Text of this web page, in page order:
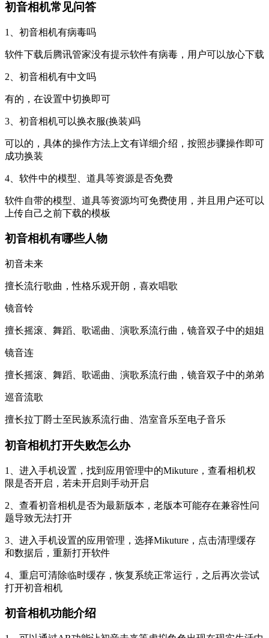
初音相机常见问答
1、初音相机有病毒吗
软件下载后腾讯管家没有提示软件有病毒，用户可以放心下载
2、初音相机有中文吗
有的，在设置中切换即可
3、初音相机可以换衣服(换装)吗
可以的，具体的操作方法上文有详细介绍，按照步骤操作即可
成功换装
4、软件中的模型、道具等资源是否免费
软件自带的模型、道具等资源均可免费使用，并且用户还可以
上传自己之前下载的模板
初音相机有哪些人物
初音未来
擅长流行歌曲，性格乐观开朗，喜欢唱歌
镜音铃
擅长摇滚、舞蹈、歌谣曲、演歌系流行曲，镜音双子中的姐姐
镜音连
擅长摇滚、舞蹈、歌谣曲、演歌系流行曲，镜音双子中的弟弟
巡音流歌
擅长拉丁爵士至民族系流行曲、浩室音乐至电子音乐
初音相机打开失败怎么办
1、进入手机设置，找到应用管理中的Mikuture，查看相机权
限是否开启，若未开启则手动开启
2、查看初音相机是否为最新版本，老版本可能存在兼容性问
题导致无法打开
3、进入手机设置的应用管理，选择Mikuture，点击清理缓存
和数据后，重新打开软件
4、重启可清除临时缓存，恢复系统正常运行，之后再次尝试
打开初音相机
初音相机功能介绍